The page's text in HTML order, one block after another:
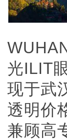
光ILIT
现于武
透明价
兼顾高